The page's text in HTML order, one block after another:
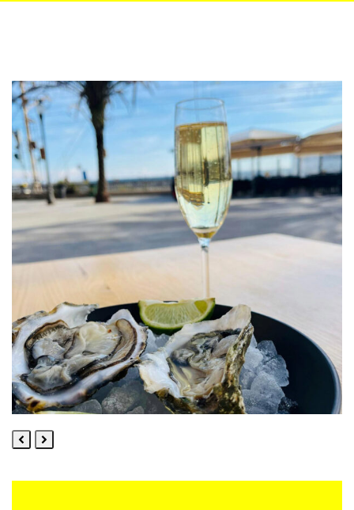
Previous
Next